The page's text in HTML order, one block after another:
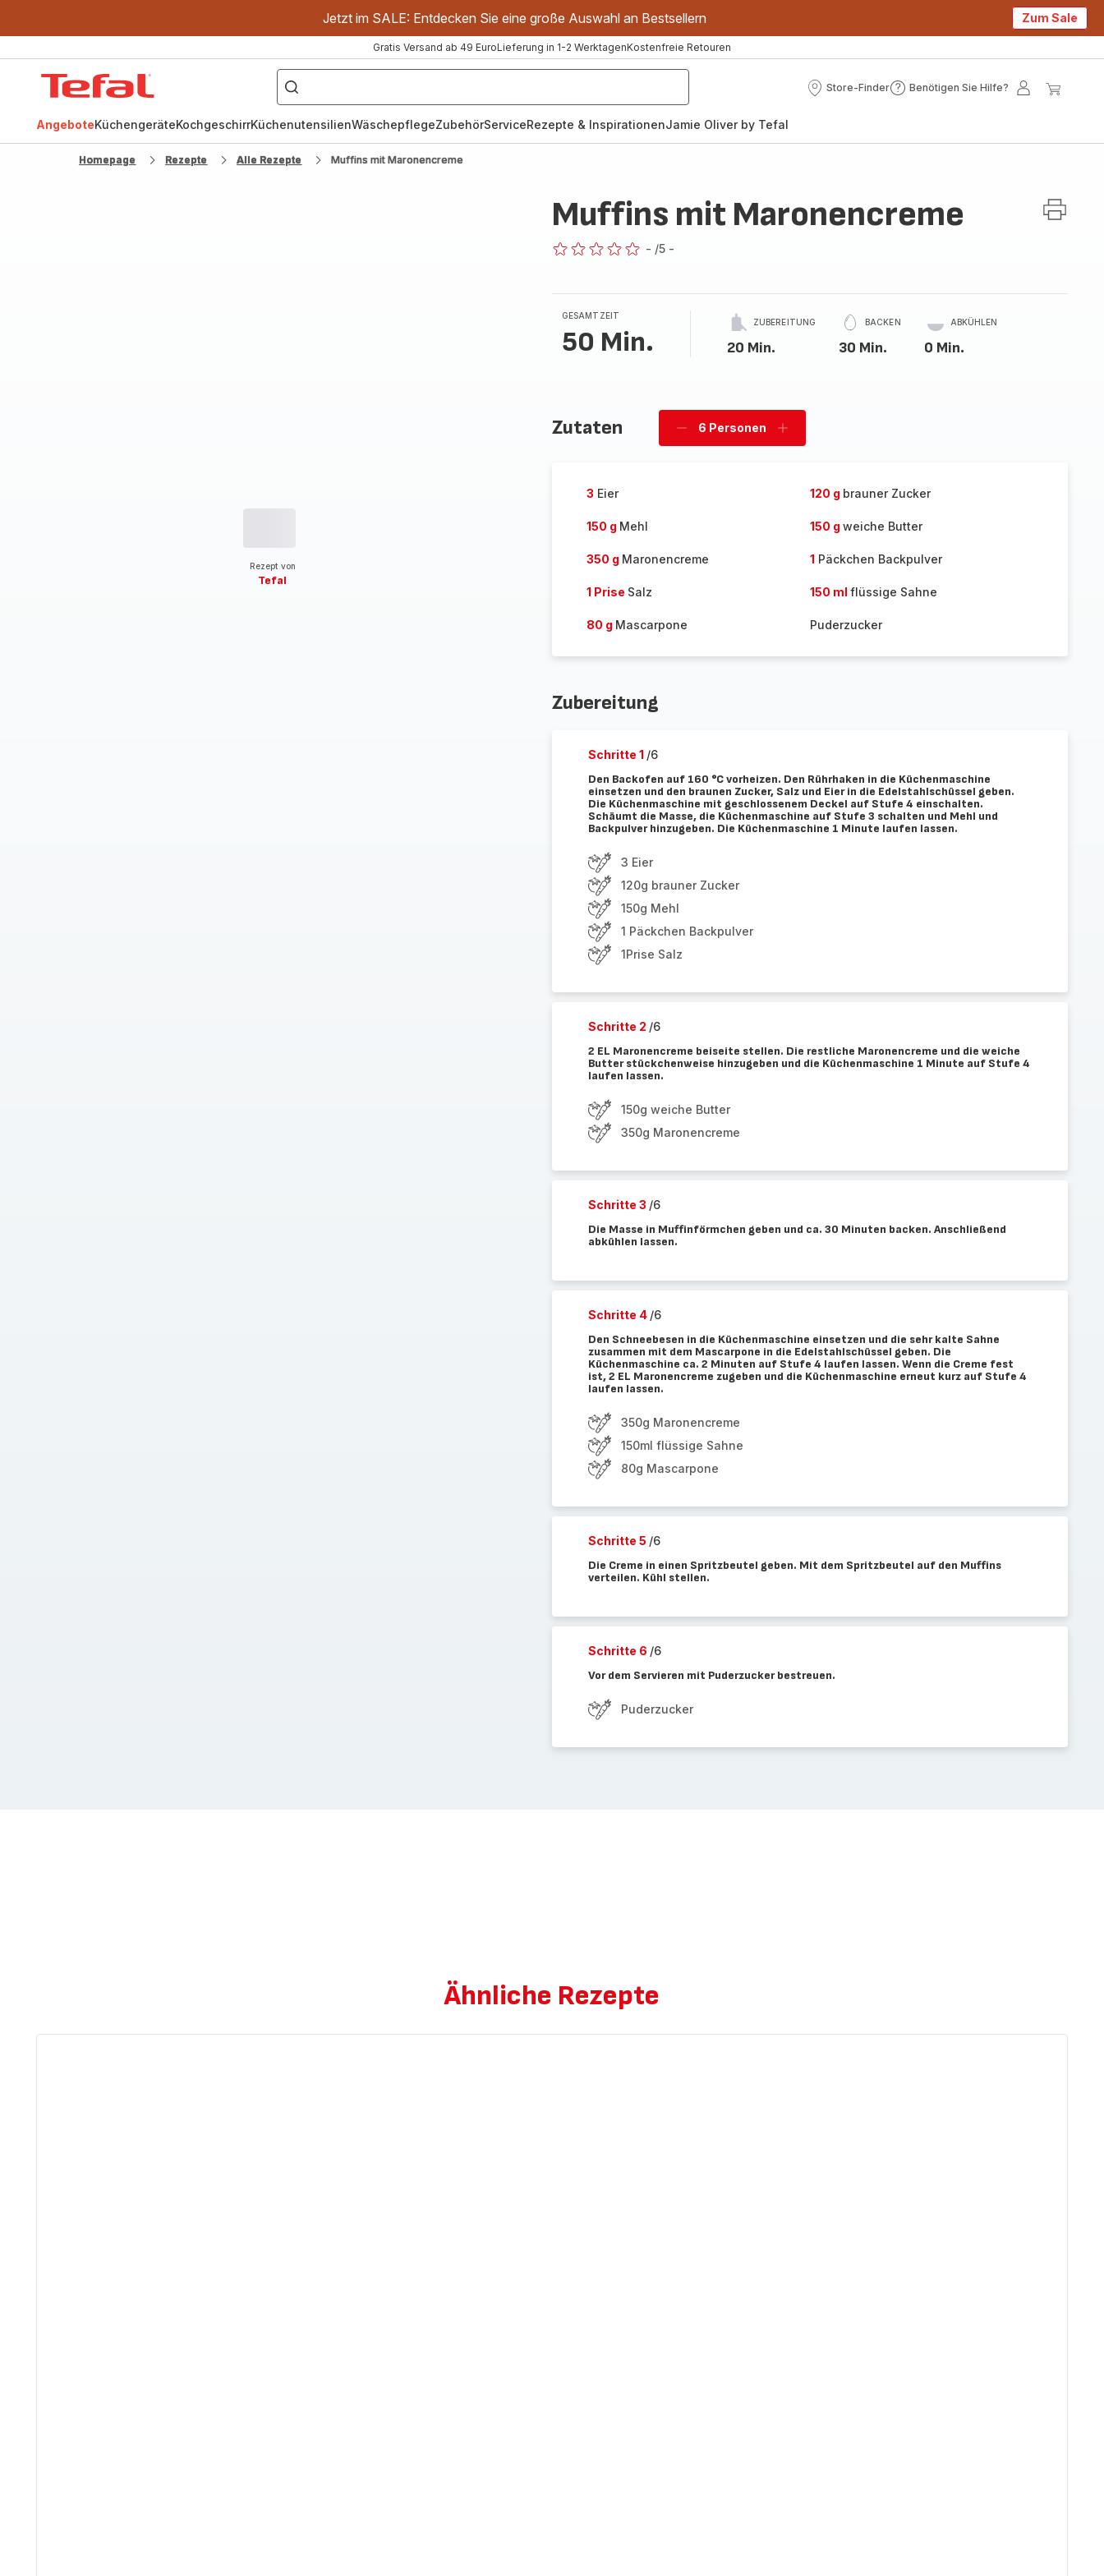
Jetzt im SALE: Entdecken Sie eine große Auswahl an Bestsellern Zum Sale
Gratis Versand ab 49 EuroLieferung in 1-2 WerktagenKostenfreie Retouren
["OptiGrill","Easy
Fry","Pfanne"]
Store-Finder
Store-
Benötigen Sie Hilfe?
Benötigen
Mein
AngeboteKüchengeräteKochgeschirrKüchenutensilienWäschepflegeZubehörServiceRezepte & InspirationenJamie Oliver by Tefal
Homepage Rezepte Alle Rezepte Muffins mit Maronencreme
Rezept von
Tefal
Muffins mit Maronencreme
- /5 -
GESAMTZEIT
50 Min.
ZUBEREITUNG
20 Min.
BACKEN
30 Min.
ABKÜHLEN
0 Min.
Zutaten
Personen
6 Personen
Personen
3 Eier 120 g brauner Zucker
150 g Mehl 150 g weiche Butter
350 g Maronencreme 1 Päckchen Backpulver
1 Prise Salz 150 ml flüssige Sahne
80 g Mascarpone Puderzucker
Zubereitung
Schritte 1 /6
Den Backofen auf 160 °C vorheizen. Den Rührhaken in die Küchenmaschine
einsetzen und den braunen Zucker, Salz und Eier in die Edelstahlschüssel geben.
Die Küchenmaschine mit geschlossenem Deckel auf Stufe 4 einschalten.
Schäumt die Masse, die Küchenmaschine auf Stufe 3 schalten und Mehl und
Backpulver hinzugeben. Die Küchenmaschine 1 Minute laufen lassen.
3 Eier
120g brauner Zucker
150g Mehl
1 Päckchen Backpulver
1Prise Salz
Schritte 2 /6
2 EL Maronencreme beiseite stellen. Die restliche Maronencreme und die weiche
Butter stückchenweise hinzugeben und die Küchenmaschine 1 Minute auf Stufe 4
laufen lassen.
150g weiche Butter
350g Maronencreme
Schritte 3 /6
Die Masse in Muffinförmchen geben und ca. 30 Minuten backen. Anschließend
abkühlen lassen.
Schritte 4 /6
Den Schneebesen in die Küchenmaschine einsetzen und die sehr kalte Sahne
zusammen mit dem Mascarpone in die Edelstahlschüssel geben. Die
Küchenmaschine ca. 2 Minuten auf Stufe 4 laufen lassen. Wenn die Creme fest
ist, 2 EL Maronencreme zugeben und die Küchenmaschine erneut kurz auf Stufe 4
laufen lassen.
350g Maronencreme
150ml flüssige Sahne
80g Mascarpone
Schritte 5 /6
Die Creme in einen Spritzbeutel geben. Mit dem Spritzbeutel auf den Muffins
verteilen. Kühl stellen.
Schritte 6 /6
Vor dem Servieren mit Puderzucker bestreuen.
Puderzucker
Ähnliche Rezepte